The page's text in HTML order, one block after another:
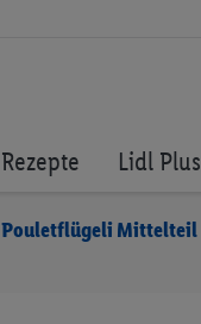
Rezepte Lidl Plus
Pouletflügeli Mittelteil